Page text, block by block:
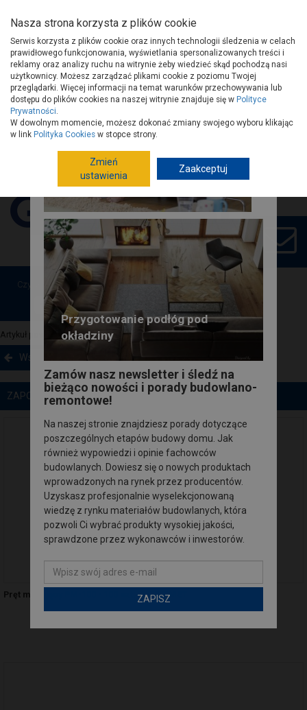
Strona główna Porady
Nowa końcówka frezująca wkrętów do
konstrukcji drewnianych
Artykuł pochodzi z
Jak zadbać w domu o czyste
powietrze?
Przygotowanie podłóg pod
okładziny
Zamów nasz newsletter i śledź na
bieżąco nowości i porady budowlano-
remontowe!
Na naszej stronie znajdziesz porady dotyczące
poszczególnych etapów budowy domu. Jak
również wypowiedzi i opinie fachowców
budowlanych. Dowiesz się o nowych produktach
wprowadzonych na rynek przez producentów.
Uzyskasz profesjonalnie wyselekcjonowaną
wiedzę z rynku materiałów budowlanych, która
pozwoli Ci wybrać produkty wysokiej jakości,
sprawdzone przez wykonawców i inwestorów.
ZAPISZ
Czy artykuł był przydatny?
Artykuł powstał przy współpracy Wkręt-met Sp. z o.o.
Wstecz
ZAPOZNAJ SIĘ Z PRODUKTAMI
Pręt mocujący PM-100 - 100 szt. WKRĘT-MET
Nasza strona korzysta z plików cookie
Serwis korzysta z plików cookie oraz innych technologii śledzenia w celach
prawidłowego funkcjonowania, wyświetlania spersonalizowanych treści i
reklamy oraz analizy ruchu na witrynie żeby wiedzieć skąd pochodzą nasi
użytkownicy. Możesz zarządzać plikami cookie z poziomu Twojej
przeglądarki. Więcej informacji na temat warunków przechowywania lub
dostępu do plików cookies na naszej witrynie znajduje się w Polityce
Prywatności.
W dowolnym momencie, możesz dokonać zmiany swojego wyboru klikając
w link Polityka Cookies w stopce strony.
Zmień
ustawienia
Zaakceptuj